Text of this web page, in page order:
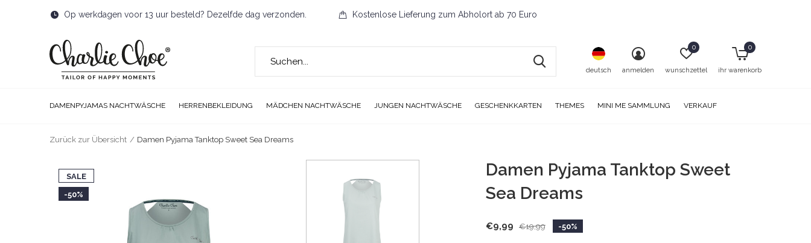
DAMENPYJAMAS NACHTWÄSCHE HERRENBEKLEIDUNG MÄDCHEN NACHTWÄSCHE JUNGEN NACHTWÄSCHE GESCHENKKARTEN THEMES MINI ME SAMMLUNG VERKAUF
deutsch anmelden wunschzettel
0
ihr warenkorb
0
Op werkdagen voor 13 uur besteld? Dezelfde dag verzonden. Kostenlose Lieferung zum Abholort ab 70 Euro
Zurück zur Übersicht Damen Pyjama Tanktop Sweet Sea Dreams
SALE
-50%
Damen Pyjama Tanktop Sweet
Sea Dreams
€9,99 €19,99 -50%